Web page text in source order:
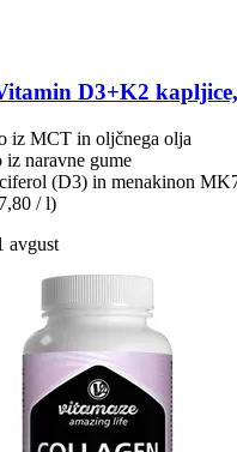
D3+K2
iz MCT in oljčnega olja
iz naravne gume
(D3) in menakinon
/ l)
avgust